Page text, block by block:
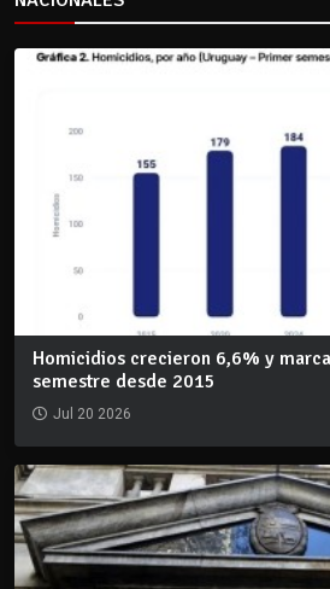
Homicidios crecieron 6,6% y
semestre desde 2015
Jul 20 2026